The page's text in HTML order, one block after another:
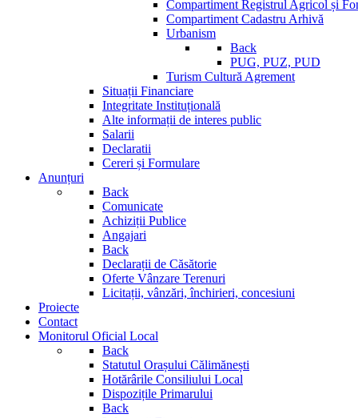
Compartiment Registrul Agricol și
Compartiment Cadastru Arhivă
Urbanism
Back
PUG, PUZ, PUD
Turism Cultură Agrement
Situații Financiare
Integritate Instituțională
Alte informații de interes public
Salarii
Declaratii
Cereri și Formulare
Anunțuri
Back
Comunicate
Achiziții Publice
Angajari
Back
Declarații de Căsătorie
Oferte Vânzare Terenuri
Licitații, vânzări, închirieri, concesiuni
Proiecte
Contact
Monitorul Oficial Local
Back
Statutul Orașului Călimănești
Hotărârile Consiliului Local
Dispozițile Primarului
Back